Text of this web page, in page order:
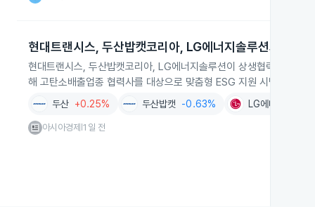
현대트랜시스, 두산밥캣코리아, LG에너지솔루션의 협력
현대트랜시스, 두산밥캣코리아, LG에너지솔루션이 상생협력재단 및
해 고탄소배출업종 협력사를 대상으로 맞춤형 ESG 지원 시범사업을
두산 +0.25% 두산밥캣 -0.63% LG에너지솔루션
아시아경제 |1일 전